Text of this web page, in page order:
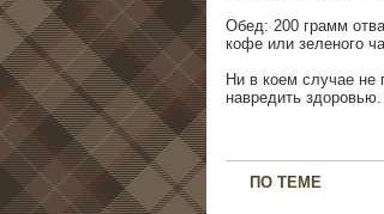
Обед: 200 грамм
кофе или зеленого
Ни в коем случае не
навредить
ПО ТЕМЕ